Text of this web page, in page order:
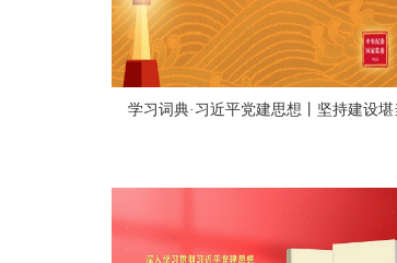
学习词典·习近平党建思想丨坚持建设